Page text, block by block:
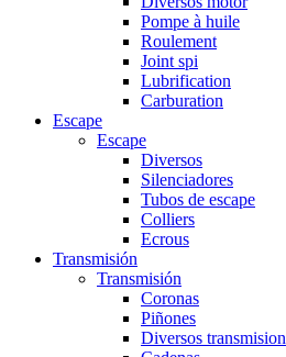
Pompe à huile
Roulement
Joint spi
Lubrification
Carburation
Escape
Escape
Diversos
Silenciadores
Tubos de escape
Colliers
Ecrous
Transmisión
Transmisión
Coronas
Piñones
Diversos transmision